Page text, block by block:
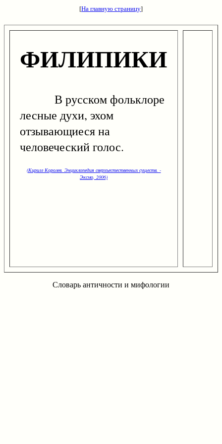
[На главную страницу]
ФИЛИПИКИ
В русском фольклоре
лесные духи, эхом
отзывающиеся на
человеческий голос.
(Кирилл Королев. Энциклопедия сверхъестественных существ. -
Эксмо, 2006)
Словарь античности и мифологии